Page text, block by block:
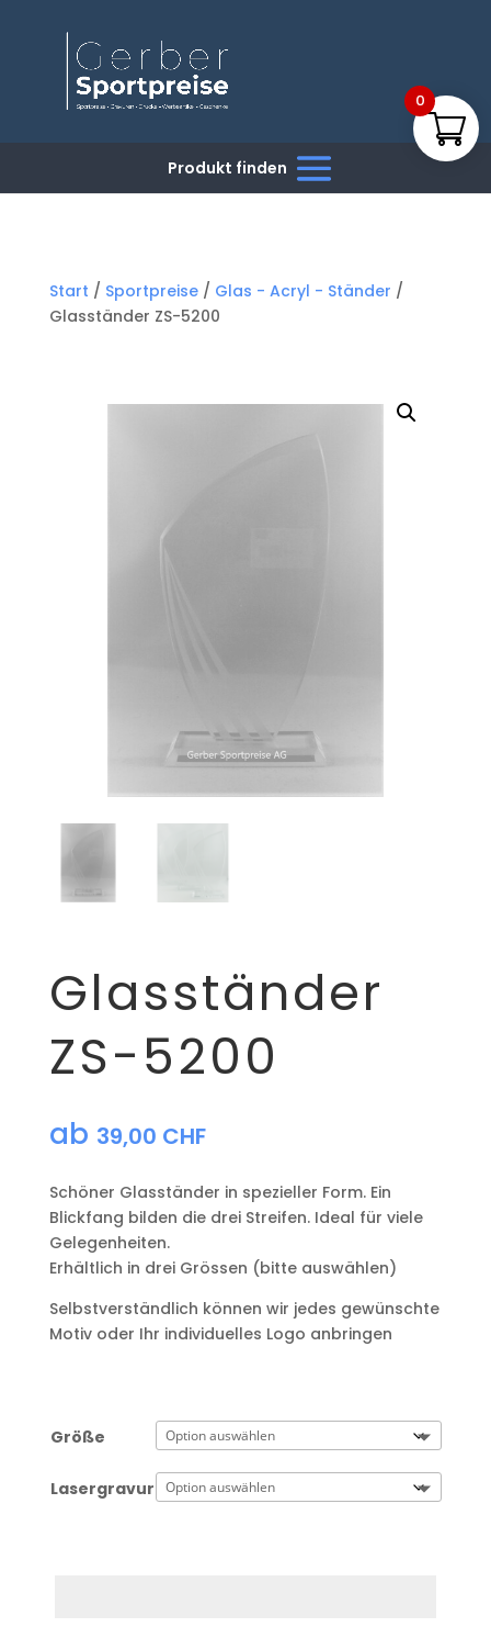
Start / Sportpreise/ Glas - Acryl - Ständer /
Glasständer ZS-5200
Glasständer
ZS-5200
ab 39,00 CHF
Schöner Glasständer in spezieller Form. Ein
Blickfang bilden die drei Streifen. Ideal für viele
Gelegenheiten.
Erhältlich in drei Grössen (bitte auswählen)
Selbstverständlich können wir jedes gewünschte
Motiv oder Ihr individuelles Logo anbringen
Größe
Lasergravur
0